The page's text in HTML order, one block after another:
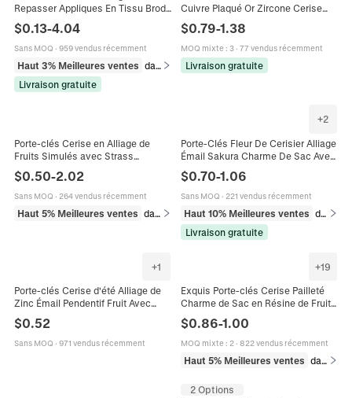
Repasser Appliques En Tissu Brodé
Décoratives Pour Vêtements Sacs
Vestes Cerise Cœur Lèvres Motifs
$0.13-4.04
Sans MOQ · 959 vendus récemment
Haut 3% Meilleures ventes
dans Arts, artisanat et couture
Livraison gratuite
Cuivre Plaqué Or Zircone Cerise
Cactus Forme Coeur Accessoires
Fabrication Bijoux DIY Mode Petit
$0.79-1.38
MOQ mixte: 3· 77 vendus récemment
Livraison gratuite
Porte-clés Cerise en Alliage de
Fruits Simulés avec Strass
en Métal Décoration Cadeau
Femme
$0.50-2.02
Sans MOQ · 264 vendus récemment
Haut 5% Meilleures ventes
+2
Porte-Clés Fleur De Cerisier Alliage
Émail Sakura Charme De Sac Avec
Cœur Accessoire Mignon
$0.70-1.06
Sans MOQ · 221 vendus récemment
Haut 10% Meilleures ventes
Livraison gratuite
+1
Porte-clés Cerise d'été Alliage de
Zinc Émail Pendentif Fruit Avec
Perle Artificielle Charme de Sac
Accessoire pour Femmes Cadeau
$0.52
Sans MOQ · 971 vendus récemment
+19
Exquis Porte-clés Cerise Pailleté
Charme de Sac en Résine de Fruits
Pour Femmes Décoration de Porte-
clés de Voiture Élégante Feuille
Plaqué Or Argent
$0.86-1.00
MOQ mixte: 2· 822 vendus récemment
Haut 5% Meilleures ventes dans Porte-clés
2 Options